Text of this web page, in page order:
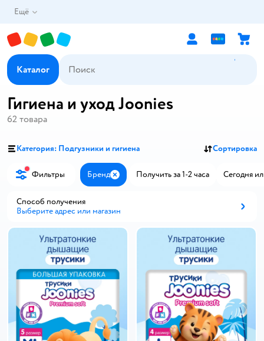
Ещё
Каталог
Гигиена и уход Joonies
62 товара
Категория: Подгузники и гигиена Сортировка
Фильтры Бренд ЗакрытьПолучить за 1-2 часа Сегодня
Способ получения
Выберите адрес или магазин